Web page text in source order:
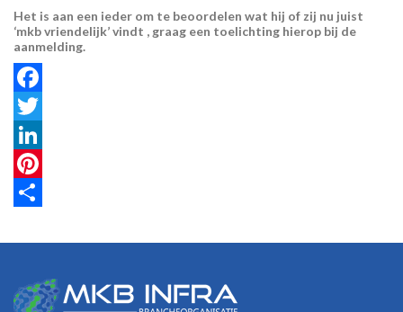
Het is aan een ieder om te beoordelen wat hij of zij nu juist
‘mkb vriendelijk’ vindt , graag een toelichting hierop bij de
aanmelding.
Facebook
Twitter
LinkedIn
Pinterest